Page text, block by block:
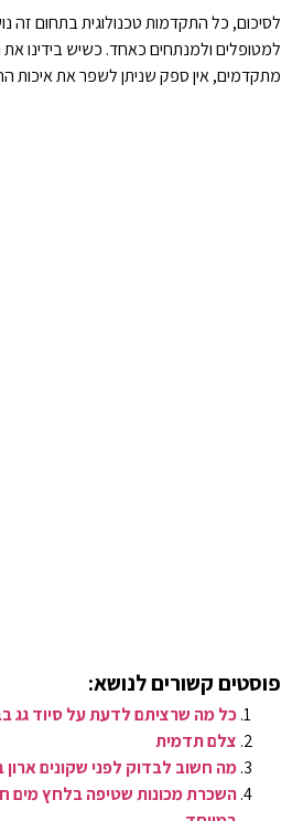
לסיכום, כל התקדמות טכנולוגית בתחום זה
למטופלים ולמנתחים כאחד. כשיש בידינו
מתקדמים, אין ספק שניתן לשפר את איכות
פוסטים קשורים לנושא:
כל מה שרציתם לדעת על סיוד גג
צלם תדמית
מה חשוב לבדוק לפני שקונים ארון
השכרת מכונות שטיפה בלחץ מים